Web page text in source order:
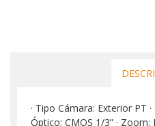
· Tipo Cámara: Exterior PT
Óptico: CMOS 1/3” ·